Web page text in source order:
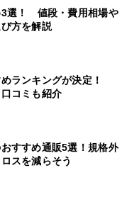
3選！ 値段・費用相場や
方を解説
ランキングが決定！
コミも紹介
すすめ通販5選！規格外
スを減らそう